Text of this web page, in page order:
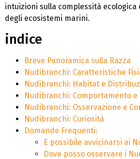
intuizioni sulla complessità ecologica
degli ecosistemi marini.
indice
Breve Panoramica sulla Razza
Nudibranchi: Caratteristiche
Nudibranchi: Habitat e
Nudibranchi: Comportamento e
Nudibranchi: Osservazione e
Nudibranchi: Curiosità
Domande Frequenti:
E possibile avvicinarsi ai
Dove posso osservare i